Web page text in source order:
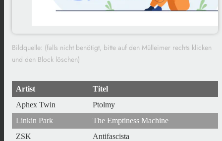
Bildquelle: (falls nicht benötigt, bitte auf den Mülleimer rechts klicken
und den Block löschen)
Artist
Titel
Aphex Twin
Ptolmy
Linkin Park
The Emptiness Machine
ZSK
Antifascista